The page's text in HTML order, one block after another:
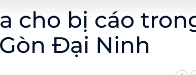
cho bị cáo
Đại Ninh